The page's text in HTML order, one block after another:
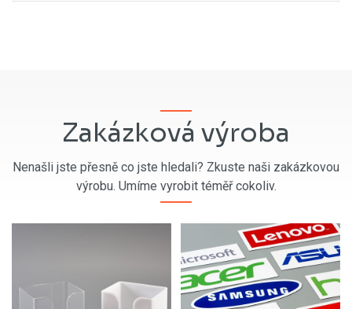
Zakázková výroba
Nenašli jste přesně co jste hledali? Zkuste naši zakázkovou
výrobu. Umíme vyrobit téměř cokoliv.